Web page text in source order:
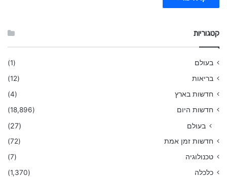
קטגוריות
בעולם
(1)
בריאות
(12)
חדשות בארץ
(4)
חדשות היום
(18,896)
בעולם (27)
חדשות זמן אמת
(72)
טכנולוגיה
(7)
כלכלה
(1,370)